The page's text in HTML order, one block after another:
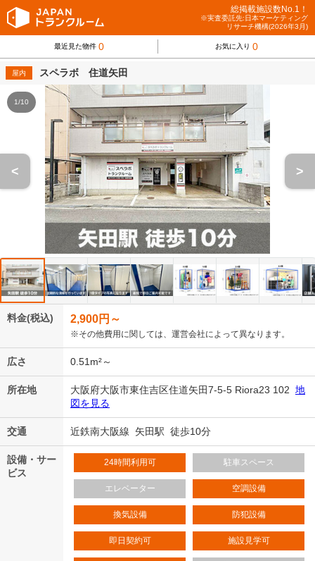
総掲載施設数No.1！
※実査委託先:日本マーケティング
リサーチ機構(2026年3月)
最近見た物件 0 お気に入り 0
屋内 スペラボ 住道矢田
1/10
< >
料金(税込) 2,900円～
※その他費用に関しては、運営会社によって異なります。
広さ 0.51m²～
所在地 大阪府大阪市東住吉区住道矢田7-5-5 Riora23 102 地
図を見る
交通 近鉄南大阪線 矢田駅 徒歩10分
設備・サー
ビス
24時間利用可 駐車スペース
エレベーター 空調設備
換気設備 防犯設備
即日契約可 施設見学可